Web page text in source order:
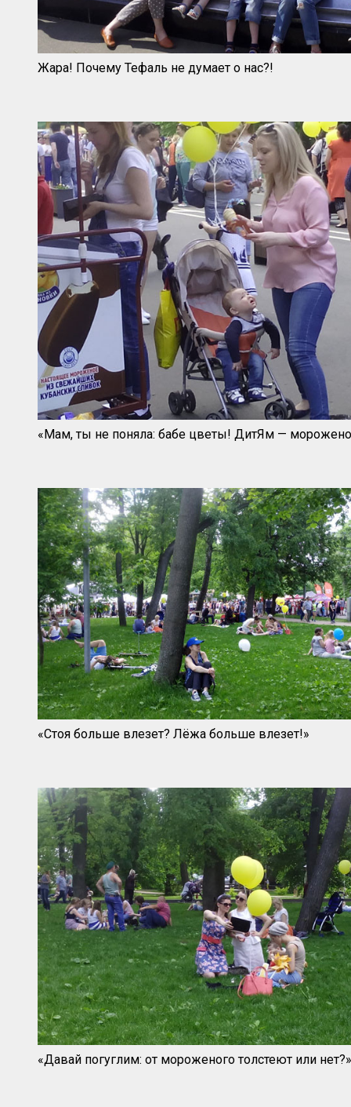
Жара! Почему Тефаль не думает о нас?!
«Мам, ты не поняла: бабе цветы! ДитЯм —
«Стоя больше влезет? Лёжа больше влезет!»
«Давай погуглим: от мороженого толстеют или нет?»